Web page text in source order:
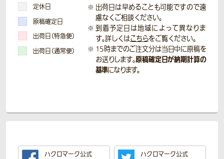
定休日
原稿確定日
出荷日（特急便）
出荷日（通常便）
出荷日は早めることも可能ですので遠
慮なくご相談ください。
到着予定日は地域によって異なりま
す。詳しくはこちらをご覧ください。
15時までのご注文分は当日中に原稿を
お送りします。原稿確定日が納期計算の
基準になります。
ハクロマーク公式 ハクロマーク公式